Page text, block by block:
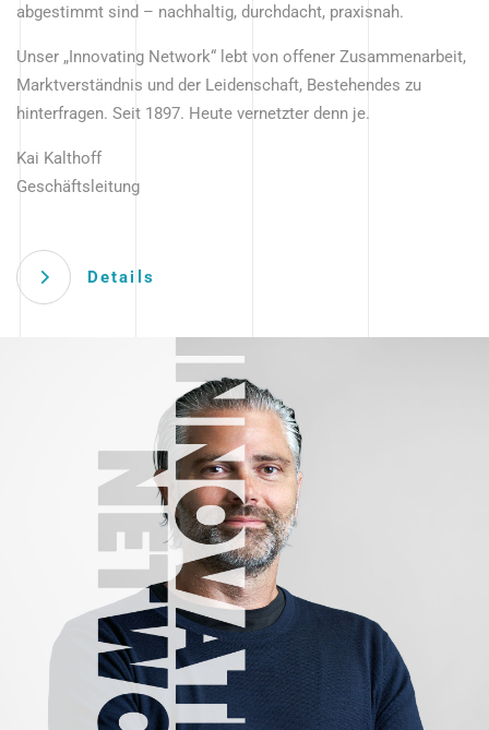
abgestimmt sind – nachhaltig, durchdacht, praxisnah.
Unser „Innovating Network“ lebt von offener Zusammenarbeit,
Marktverständnis und der Leidenschaft, Bestehendes zu
hinterfragen. Seit 1897. Heute vernetzter denn je.
Kai Kalthoff
Geschäftsleitung
Details